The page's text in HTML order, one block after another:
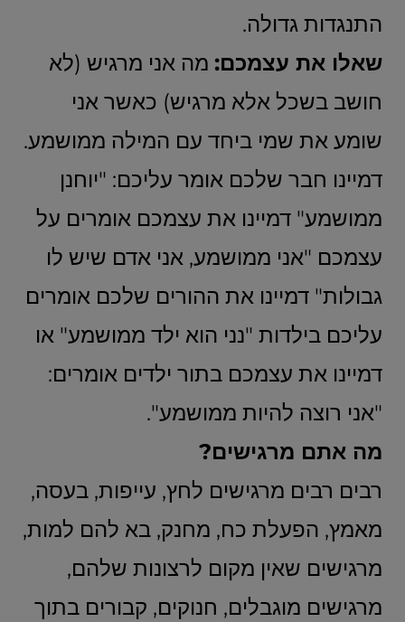
התנגדות גדולה.
שאלו את עצמכם: מה אני מרגיש (לא
חושב בשכל אלא מרגיש) כאשר אני
שומע את שמי ביחד עם המילה ממושמע.
דמיינו חבר שלכם אומר עליכם: "יוחנן
ממושמע" דמיינו את עצמכם אומרים על
עצמכם "אני ממושמע, אני אדם שיש לו
גבולות" דמיינו את ההורים שלכם אומרים
עליכם בילדות "נני הוא ילד ממושמע" או
דמיינו את עצמכם בתור ילדים אומרים:
"אני רוצה להיות ממושמע".
מה אתם מרגישים?
רבים רבים מרגישים לחץ, עייפות, בעסה,
מאמץ, הפעלת כח, מחנק, בא להם למות,
מרגישים שאין מקום לרצונות שלהם,
מרגישים מוגבלים, חנוקים, קבורים בתוך